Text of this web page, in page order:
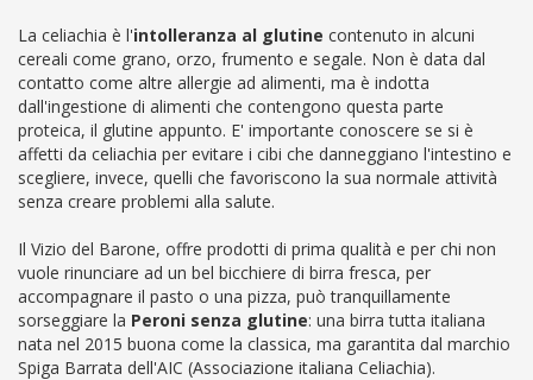
La celiachia è l'intolleranza al glutine contenuto in alcuni
cereali come grano, orzo, frumento e segale. Non è data dal
contatto come altre allergie ad alimenti, ma è indotta
dall'ingestione di alimenti che contengono questa parte
proteica, il glutine appunto. E' importante conoscere se si è
affetti da celiachia per evitare i cibi che danneggiano l'intestino e
scegliere, invece, quelli che favoriscono la sua normale attività
senza creare problemi alla salute.
Il Vizio del Barone, offre prodotti di prima qualità e per chi non
vuole rinunciare ad un bel bicchiere di birra fresca, per
accompagnare il pasto o una pizza, può tranquillamente
sorseggiare la Peroni senza glutine: una birra tutta italiana
nata nel 2015 buona come la classica, ma garantita dal marchio
Spiga Barrata dell'AIC (Associazione italiana Celiachia).